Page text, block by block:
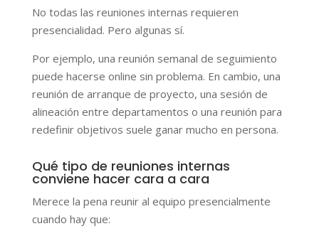
No todas las reuniones internas requieren
presencialidad. Pero algunas sí.
Por ejemplo, una reunión semanal de seguimiento
puede hacerse online sin problema. En cambio, una
reunión de arranque de proyecto, una sesión de
alineación entre departamentos o una reunión para
redefinir objetivos suele ganar mucho en persona.
Qué tipo de reuniones internas
conviene hacer cara a cara
Merece la pena reunir al equipo presencialmente
cuando hay que: